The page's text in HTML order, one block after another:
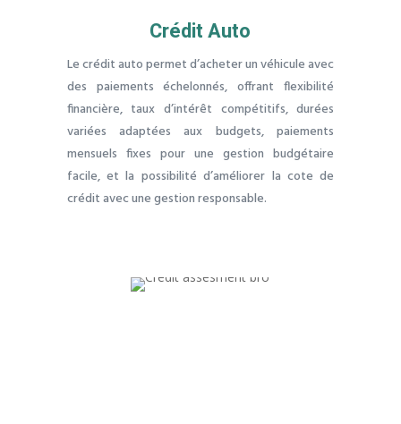
Crédit Auto
Le crédit auto permet d’acheter un véhicule avec
des paiements échelonnés, offrant flexibilité
financière, taux d’intérêt compétitifs, durées
variées adaptées aux budgets, paiements
mensuels fixes pour une gestion budgétaire
facile, et la possibilité d’améliorer la cote de
crédit avec une gestion responsable.